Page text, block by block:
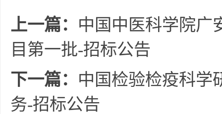
上一篇： 中国中医科学院广
目第一批-招标公告
下一篇： 中国检验检疫科学
务-招标公告